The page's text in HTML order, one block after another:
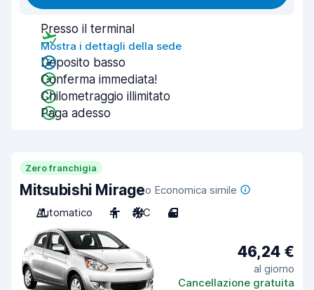
Presso il terminal
Mostra i dettagli della sede
Deposito basso
Conferma immediata!
Chilometraggio illimitato
Paga adesso
Zero franchigia
Mitsubishi Mirageo Economica simile
Automatico
4 A/C 4
46,24 €
al giorno
Cancellazione gratuita